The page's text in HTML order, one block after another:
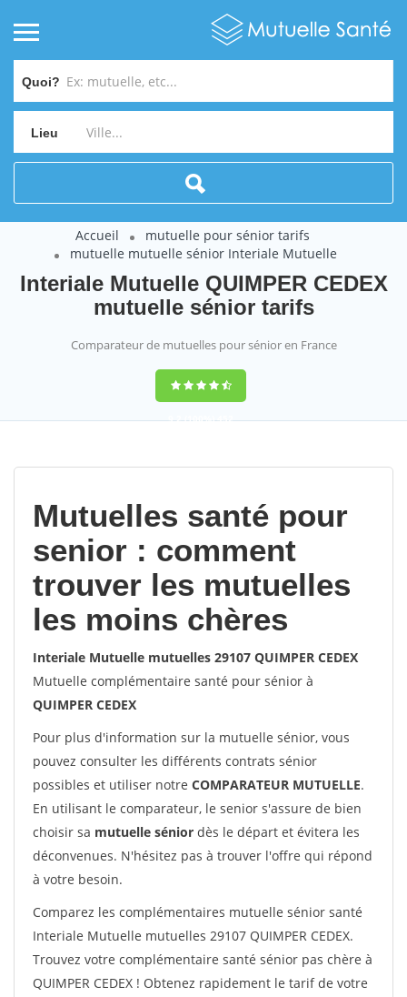
Quoi?
Lieu
Accueil
mutuelle pour sénior tarifs
mutuelle mutuelle sénior Interiale Mutuelle
Interiale Mutuelle QUIMPER CEDEX
mutuelle sénior tarifs
Comparateur de mutuelles pour sénior en France
9,2(100%)452
Mutuelles santé pour
senior : comment
trouver les mutuelles
les moins chères
Interiale Mutuelle mutuelles 29107 QUIMPER CEDEX
Mutuelle complémentaire santé pour sénior à
QUIMPER CEDEX
Pour plus d'information sur la mutuelle sénior, vous
pouvez consulter les différents contrats sénior
possibles et utiliser notre COMPARATEUR MUTUELLE.
En utilisant le comparateur, le senior s'assure de bien
choisir sa mutuelle sénior dès le départ et évitera les
déconvenues. N'hésitez pas à trouver l'offre qui répond
à votre besoin.
Comparez les complémentaires mutuelle sénior santé
Interiale Mutuelle mutuelles 29107 QUIMPER CEDEX.
Trouvez votre complémentaire santé sénior pas chère à
QUIMPER CEDEX ! Obtenez rapidement le tarif de votre